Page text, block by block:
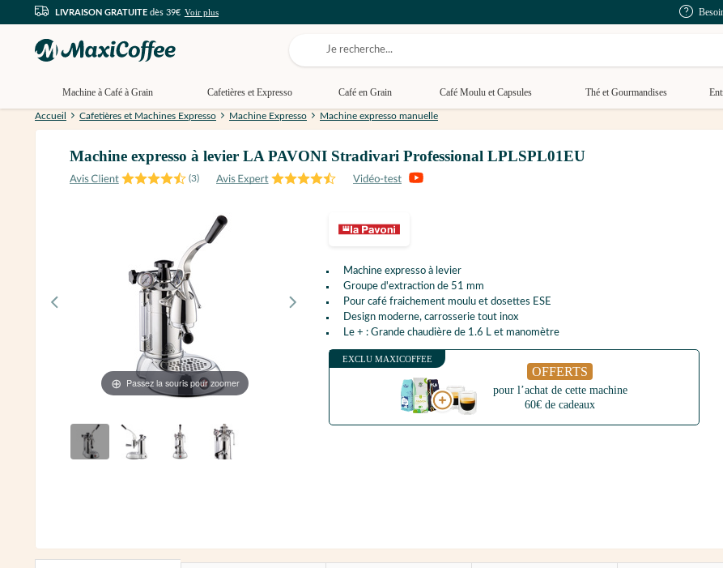
LIVRAISON GRATUITE dès 39€ Voir plus
Machine à Café à Grain Cafetières et Expresso Café en Grain Café Moulu et Capsules Thé et Gourmandises
Accueil Cafetières et Machines Expresso Machine Expresso Machine expresso manuelle
Machine expresso à levier LA PAVONI Stradivari Professional LPLSPL01EU
(3)
Passez la souris pour zoomer
Machine expresso à levier
Groupe d'extraction de 51 mm
Pour café fraichement moulu et dosettes ESE
Design moderne, carrosserie tout inox
Le + : Grande chaudière de 1.6 L et manomètre
EXCLU MAXICOFFEE
OFFERTS
pour l’achat de cette machine
60€ de cadeaux